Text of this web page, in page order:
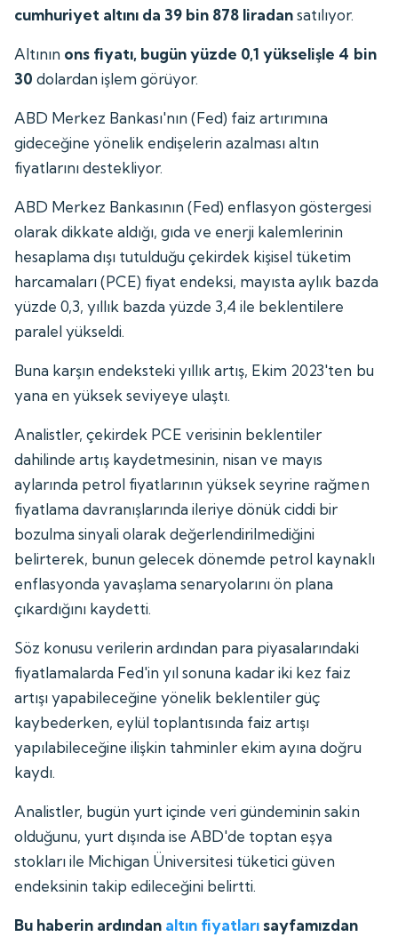
cumhuriyet altını da 39 bin 878 liradansatılıyor.
Altının ons fiyatı, bugün yüzde 0,1 yükselişle 4 bin
30 dolardan işlem görüyor.
ABD Merkez Bankası'nın (Fed) faiz artırımına
gideceğine yönelik endişelerin azalması altın
fiyatlarını destekliyor.
ABD Merkez Bankasının (Fed) enflasyon göstergesi
olarak dikkate aldığı, gıda ve enerji kalemlerinin
hesaplama dışı tutulduğu çekirdek kişisel tüketim
harcamaları (PCE) fiyat endeksi, mayısta aylık bazda
yüzde 0,3, yıllık bazda yüzde 3,4 ile beklentilere
paralel yükseldi.
Buna karşın endeksteki yıllık artış, Ekim 2023'ten bu
yana en yüksek seviyeye ulaştı.
Analistler, çekirdek PCE verisinin beklentiler
dahilinde artış kaydetmesinin, nisan ve mayıs
aylarında petrol fiyatlarının yüksek seyrine rağmen
fiyatlama davranışlarında ileriye dönük ciddi bir
bozulma sinyali olarak değerlendirilmediğini
belirterek, bunun gelecek dönemde petrol kaynaklı
enflasyonda yavaşlama senaryolarını ön plana
çıkardığını kaydetti.
Söz konusu verilerin ardından para piyasalarındaki
fiyatlamalarda Fed'in yıl sonuna kadar iki kez faiz
artışı yapabileceğine yönelik beklentiler güç
kaybederken, eylül toplantısında faiz artışı
yapılabileceğine ilişkin tahminler ekim ayına doğru
kaydı.
Analistler, bugün yurt içinde veri gündeminin sakin
olduğunu, yurt dışında ise ABD'de toptan eşya
stokları ile Michigan Üniversitesi tüketici güven
endeksinin takip edileceğini belirtti.
Bu haberin ardından altın fiyatları sayfamızdan